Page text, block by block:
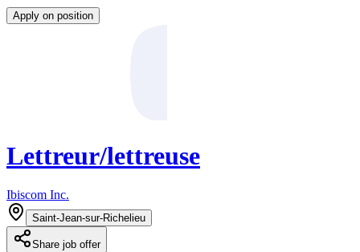
Apply on position
Lettreur/lettreuse
Ibiscom Inc.
Saint-Jean-sur-Richelieu
Share job offer